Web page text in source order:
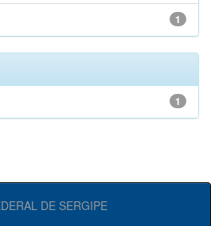
1
1
DE SERGIPE